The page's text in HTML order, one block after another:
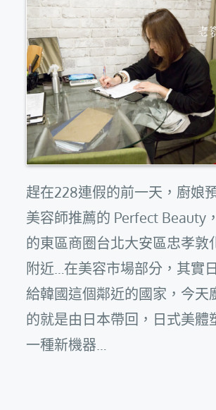
趕在228連假的前一天，廚娘
美容師推薦的 Perfect Beauty
的東區商圈台北大安區忠孝敦
附近…在美容市場部分，其實
給韓國這個鄰近的國家，今天
的就是由日本帶回，日式美體
一種新機器…